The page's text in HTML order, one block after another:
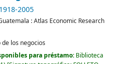
2005
:Atlas Economic Research
los negocios
para préstamo: Biblioteca